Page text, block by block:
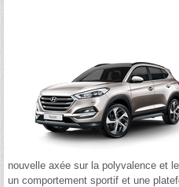
nouvelle axée sur la polyvalence et
un comportement sportif et une